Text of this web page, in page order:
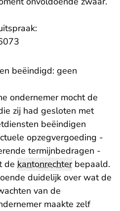
beëindigd: geen
ondernemer mocht de
zij had gesloten met
beëindigen
opzegvergoeding -
termijnbedragen -
de kantonrechterbepaald.
duidelijk over wat de
van de
maakte zelf